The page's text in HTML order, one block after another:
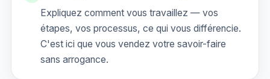
Expliquez comment vous travaillez — vos
étapes, vos processus, ce qui vous différencie.
C'est ici que vous vendez votre savoir-faire
sans arrogance.